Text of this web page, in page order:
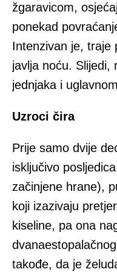
žgaravicom,
ponekad
Intenzivan je, traje
javlja noću. Slijedi,
jednjaka i
Uzroci čira
Prije samo dvije
isključivo
začinjene hrane),
koji izazivaju
kiseline, pa ona
takođe, da je